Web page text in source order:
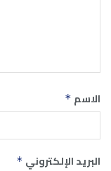
الاسم *
البريد الإلكتروني *